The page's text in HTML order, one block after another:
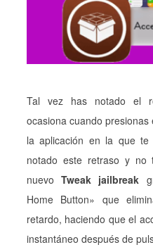
Tal vez has notado el
ocasiona cuando
la aplicación en la que
notado este retraso y no
nuevoTweak jailbreak
Home Button» que
retardo, haciendo que el
instantáneo después de